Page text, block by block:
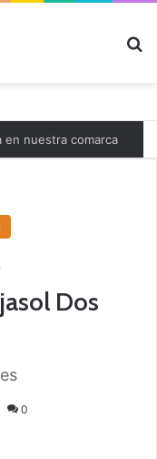
en nuestra comarca
Dos
0